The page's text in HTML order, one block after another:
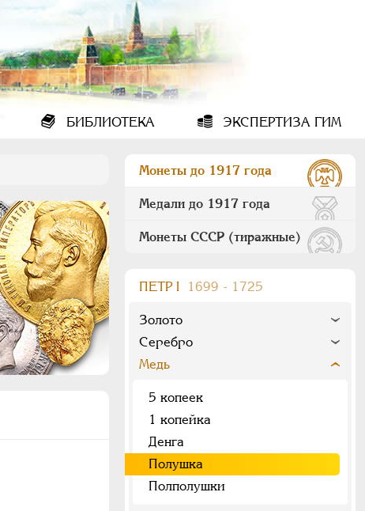
БИБЛИОТЕКА ЭКСПЕРТИЗА ГИМ
Монеты до 1917 года
Медали до 1917 года
Монеты СССР (тиражные)
ПEТР I 1699 - 1725
Золото
Серебро
Медь
5 копеек
1 копейка
Денга
Полушка
Полполушки